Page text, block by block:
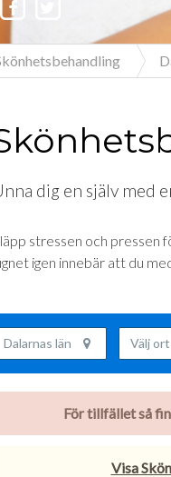
dig en själv med
stressen och pressen
igen innebär att du
Dalarnas län Välj ort
För tillfället så
Visa